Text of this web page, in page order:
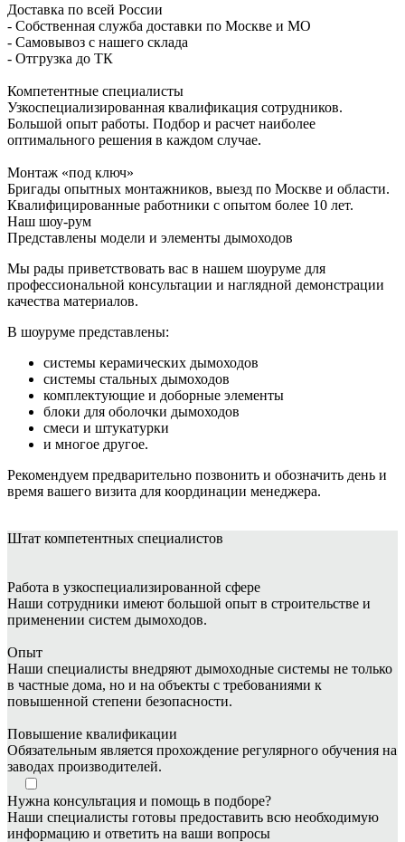
Доставка по всей России
- Собственная служба доставки по Москве и МО
- Самовывоз с нашего склада
- Отгрузка до ТК
Компетентные специалисты
Узкоспециализированная квалификация сотрудников.
Большой опыт работы. Подбор и расчет наиболее
оптимального решения в каждом случае.
Монтаж «под ключ»
Бригады опытных монтажников, выезд по Москве и области.
Квалифицированные работники с опытом более 10 лет.
Наш шоу-рум
Представлены модели и элементы дымоходов
Мы рады приветствовать вас в нашем шоуруме для
профессиональной консультации и наглядной демонстрации
качества материалов.
В шоуруме представлены:
системы керамических дымоходов
системы стальных дымоходов
комплектующие и доборные элементы
блоки для оболочки дымоходов
смеси и штукатурки
и многое другое.
Рекомендуем предварительно позвонить и обозначить день и
время вашего визита для координации менеджера.
Штат компетентных специалистов
Работа в узкоспециализированной сфере
Наши сотрудники имеют большой опыт в строительстве и
применении систем дымоходов.
Опыт
Наши специалисты внедряют дымоходные системы не только
в частные дома, но и на объекты с требованиями к
повышенной степени безопасности.
Повышение квалификации
Обязательным является прохождение регулярного обучения на
заводах производителей.
Нужна консультация и помощь в подборе?
Наши специалисты готовы предоставить всю необходимую
информацию и ответить на ваши вопросы